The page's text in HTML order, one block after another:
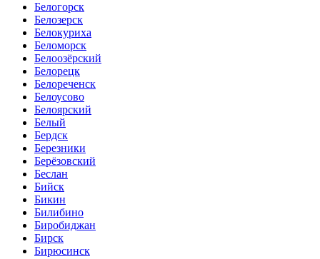
Белогорск
Белозерск
Белокуриха
Беломорск
Белоозёрский
Белорецк
Белореченск
Белоусово
Белоярский
Белый
Бердск
Березники
Берёзовский
Беслан
Бийск
Бикин
Билибино
Биробиджан
Бирск
Бирюсинск